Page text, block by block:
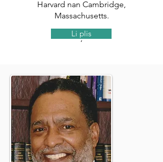
Harvard nan Cambridge,
Massachusetts.
,
Li plis